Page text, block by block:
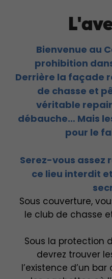
Bienvenue au
prohibition
Derrière la façade
de chasse et
véritable
débauche… Mais
pour le
Serez-vous assez
ce lieu interdit
Sous couverture,
le club de chasse
Sous la protection
devrez trouver
l’existence d’un